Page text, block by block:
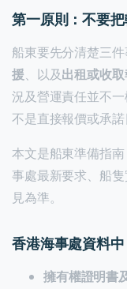
第一原則：不要
船東要先分清楚三
援、以及出租或收
況及營運責任並不
不是直接報價或承諾
本文是船東準備指
事處最新要求、船
見為準。
香港海事處資料
擁有權證明書